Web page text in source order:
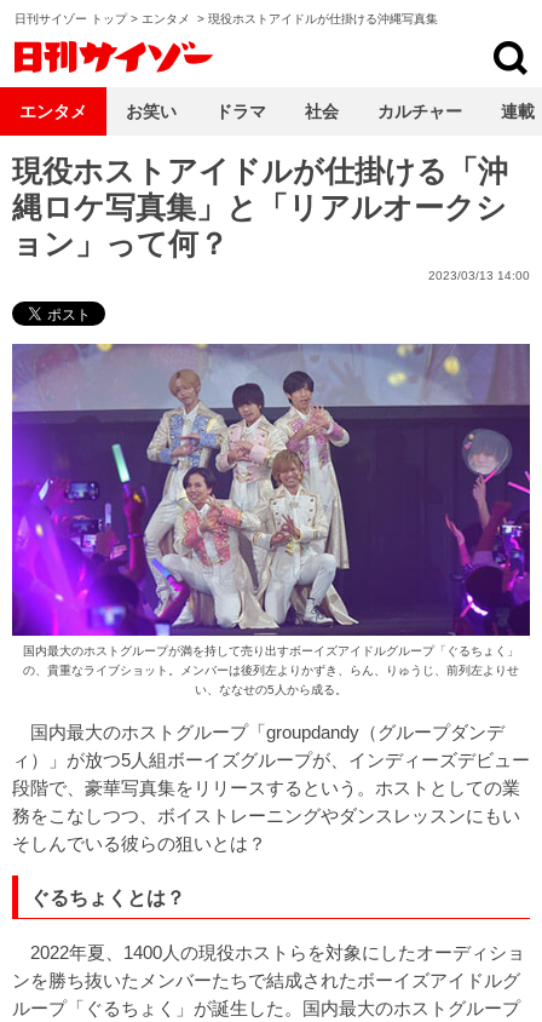
日刊サイゾー トップ> エンタメ > 現役ホストアイドルが仕掛ける沖縄写真集
現役ホストアイドルが仕掛ける「沖
縄ロケ写真集」と「リアルオークシ
ョン」って何？
2023/03/13 14:00
国内最大のホストグループが満を持して売り出すボーイズアイドルグループ「ぐるちょく」
の、貴重なライブショット。メンバーは後列左よりかずき、らん、りゅうじ、前列左よりせ
い、ななせの5人から成る。
国内最大のホストグループ「groupdandy（グループダンデ
ィ）」が放つ5人組ボーイズグループが、インディーズデビュー
段階で、豪華写真集をリリースするという。ホストとしての業
務をこなしつつ、ボイストレーニングやダンスレッスンにもい
そしんでいる彼らの狙いとは？
ぐるちょくとは？
2022年夏、1400人の現役ホストらを対象にしたオーディショ
ンを勝ち抜いたメンバーたちで結成されたボーイズアイドルグ
ループ「ぐるちょく」が誕生した。国内最大のホストグループ
エンタメ お笑い ドラマ 社会 カルチャー 連載